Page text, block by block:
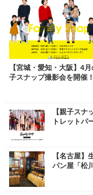
【宮城・愛知・大阪】4
子スナップ撮影会を開催！
【親子スナ
トレットパ
【名古屋】
パン屋「松